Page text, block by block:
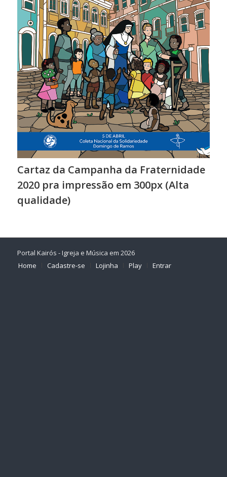
Cartaz da Campanha da Fraternidade
2020 pra impressão em 300px (Alta
qualidade)
Portal Kairós - Igreja e Música em 2026
Home
Cadastre-se Lojinha Play Entrar